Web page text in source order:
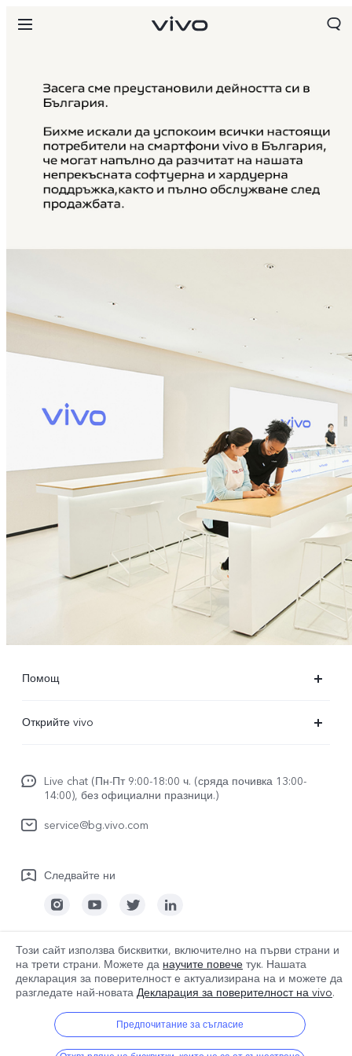
Bulgaria | Изберете държава/регион
Помощ
изпрати за ремонт
Удостоверяване на IMEI
Регистрационен файл за актуализиране
Гаранционна политика
Открийте vivo
За нас
Правни известия
Център за поверителност на vivo
Live chat (Пн-Пт 9:00-18:00 ч. (сряда почивка 13:00-
14:00), без официални празници.)
service@bg.vivo.com
Следвайте ни
Bulgaria | Изберете държава/регион
© 2026 vivo Mobile Communication Co., Ltd. Всички права запазени.
Политика за бисквитките на vivo |
Този сайт използва бисквитки, включително на първи страни и
на трети страни. Можете да научите повече тук. Нашата
декларация за поверителност е актуализирана на и можете да
разгледате най-новата Декларация за поверителност на vivo.
Предпочитание за съгласие